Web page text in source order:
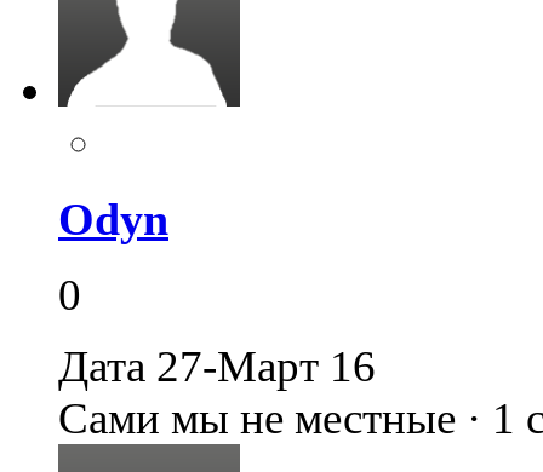
Odyn
0
Дата 27-Март 16
Сами мы не местные · 1